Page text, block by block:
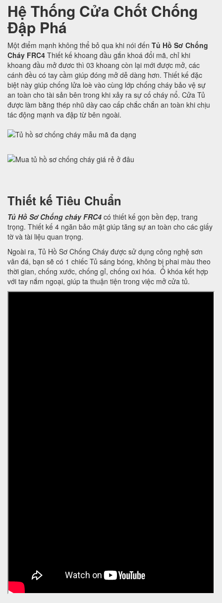
Hệ Thống Cửa Chốt Chống
Đập Phá
Một điểm mạnh không thể bỏ qua khi nói đến Tủ Hồ Sơ Chống
Cháy FRC4 Thiết kế khoang đầu gắn khoá đổi mã, chỉ khi
khoang đầu mở đươc thì 03 khoang còn lại mới được mở, các
cánh đều có tay cầm giúp đóng mở dễ dàng hơn. Thiết kế đặc
biệt này giúp chống lửa loè vào cùng lớp chống cháy bảo vệ sự
an toàn cho tài sản bên trong khi xảy ra sự cố cháy nổ. Cửa Tủ
được làm bằng thép nhũ dày cao cấp chắc chắn an toàn khi chịu
tác động mạnh va đập từ bên ngoài.
Thiết kế Tiêu Chuẩn
Tủ Hồ Sơ Chống cháy FRC4 có thiết kế gọn bền đẹp, trang
trọng. Thiết kế 4 ngăn bảo mật giúp tăng sự an toàn cho các giấy
tờ và tài liệu quan trọng.
Ngoài ra, Tủ Hồ Sơ Chống Cháy được sử dụng công nghệ sơn
vân đá, bạn sẽ có 1 chiếc Tủ sáng bóng, không bị phai màu theo
thời gian, chống xước, chống gỉ, chống oxi hóa. Ổ khóa kết hợp
với tay nắm ngoại, giúp ta thuận tiện trong việc mở cửa tủ.